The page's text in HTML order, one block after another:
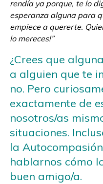
rendía ya porque, te lo
esperanza alguna para
empiece a quererte.
lo mereces!”
¿Crees que
a alguien que te
no. Pero
exactamente de
nosotros/as
situaciones.
la
hablarnos cómo
buen amigo/a.